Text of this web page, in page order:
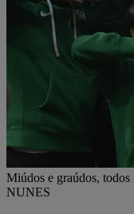
Miúdos e graúdos,
NUNES